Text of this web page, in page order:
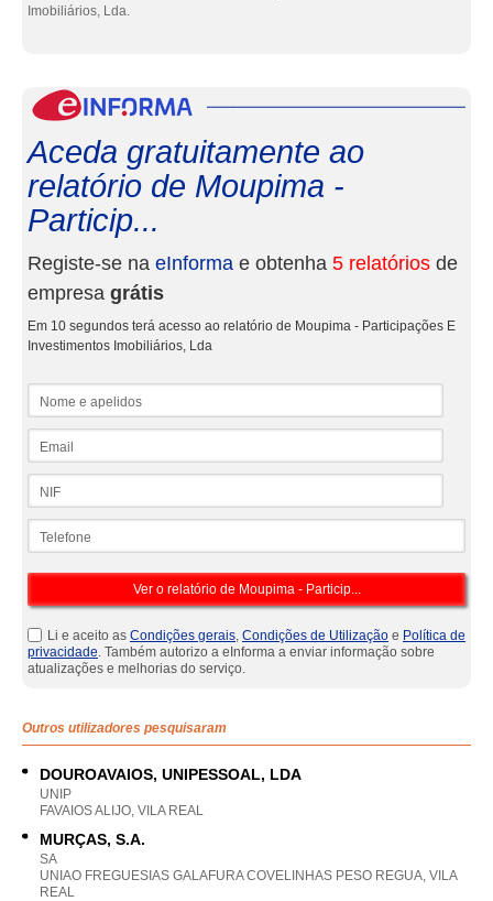
Imobiliários, Lda.
Aceda gratuitamente ao
relatório de Moupima -
Particip...
Registe-se na eInforma e obtenha 5 relatórios de
empresa grátis
Em 10 segundos terá acesso ao relatório de Moupima - Participações E
Investimentos Imobiliários, Lda
Li e aceito as Condições gerais, Condições de Utilização e Política de
privacidade. Também autorizo a eInforma a enviar informação sobre
atualizações e melhorias do serviço.
Outros utilizadores pesquisaram
DOUROAVAIOS, UNIPESSOAL, LDA
UNIP
FAVAIOS ALIJO, VILA REAL
MURÇAS, S.A.
SA
UNIAO FREGUESIAS GALAFURA COVELINHAS PESO REGUA, VILA
REAL